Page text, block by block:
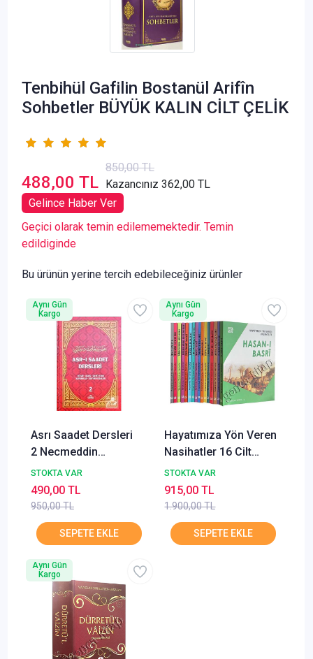
Tenbihül Gafilin Bostanül Arifîn
Sohbetler BÜYÜK KALIN CİLT ÇELİK
488,00 TL
850,00 TL
Kazancınız 362,00 TL
Gelince Haber Ver
Geçici olarak temin edilememektedir. Temin
edildiginde
Bu ürünün yerine tercih edebileceğiniz ürünler
Asrı Saadet Dersleri
2 Necmeddin
Salihoğlu RAVZA
STOKTA VAR
950,00 TL
490,00 TL
Aynı Gün
Kargo
Hayatımıza Yön Veren
Nasihatler 16 Cilt
Takım 2.Hamur Polen
Karınca
STOKTA VAR
1.900,00 TL
915,00 TL
Aynı Gün
Kargo
Aynı Gün
Kargo